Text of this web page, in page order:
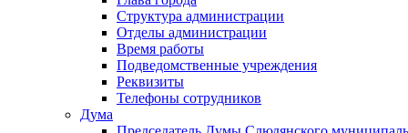
Структура администрации
Отделы администрации
Время работы
Подведомственные учреждения
Реквизиты
Телефоны сотрудников
Дума